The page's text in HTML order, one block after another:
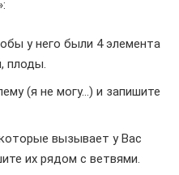
у него были 4 элемента
плоды.
(я не могу…) и запишите
вызывает у Вас
их рядом с ветвями.